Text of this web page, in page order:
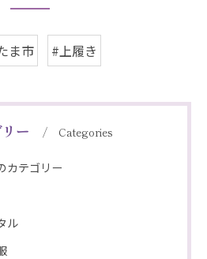
ま市 #上履き
ー Categories
カテゴリー
ル